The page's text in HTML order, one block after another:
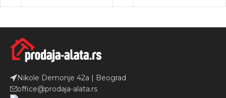
Nikole Demonje 42a | Beograd
office@prodaja-alata.rs